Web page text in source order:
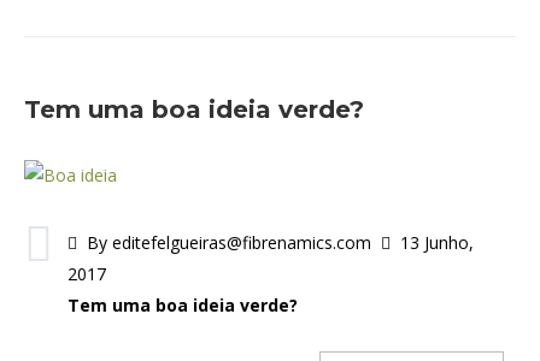
Tem uma boa ideia verde?
By editefelgueiras@fibrenamics.com
13 Junho,
2017
Tem uma boa ideia verde?